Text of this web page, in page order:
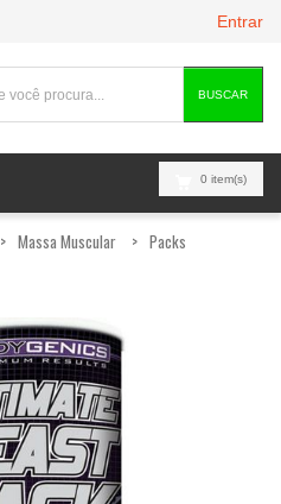
Entrar
BUSCAR
0 item(s)
Massa Muscular Packs